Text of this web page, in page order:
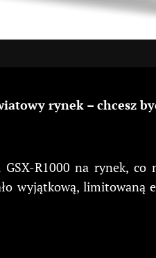
rynek – chcesz
R1000 na rynek,
wyjątkową, limitowaną